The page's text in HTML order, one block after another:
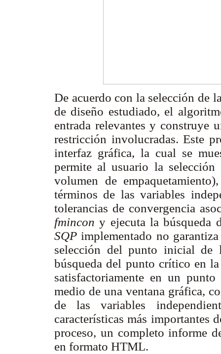
De acuerdo con la selección de
de diseño estudiado, el
entrada relevantes y construye
restricción involucradas. Este
interfaz gráfica, la cual se
permite al usuario la
volumen de
términos de las variables
tolerancias de convergencia
fmincon y ejecuta la búsqueda
SQP implementado no
selección del punto inicial
búsqueda del punto crítico en
satisfactoriamente en un
medio de una ventana gráfica,
de las variables
características más importantes
proceso, un completo informe
en formato HTML.